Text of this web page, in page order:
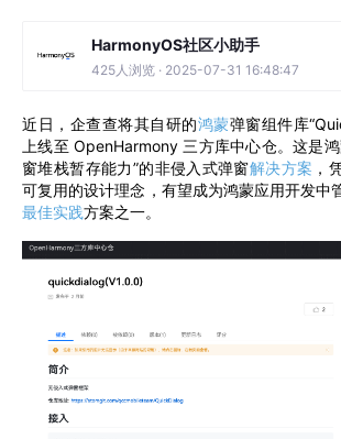
HarmonyOS社区小助手
425人浏览 · 2025-07-31 16:48:47
近日，企查查将其自研的鸿蒙弹窗组件库
上线至 OpenHarmony 三方库中心仓。这是
窗堆栈暂存能力”的非侵入式弹窗解决方案 ，
可复用的设计理念，有望成为鸿蒙应用开发中
最佳实践方案之一。